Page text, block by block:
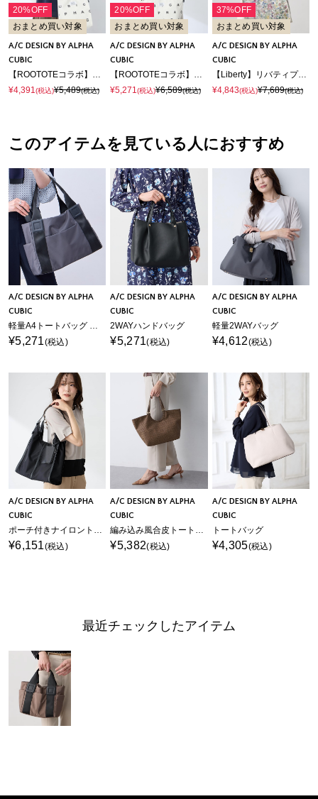
20%OFF
おまとめ買い対象
A/C DESIGN BY ALPHA
CUBIC
¥4,391(税込)¥5,489(税込)
20%OFF
おまとめ買い対象
A/C DESIGN BY ALPHA
CUBIC
¥5,271(税込)¥6,589(税込)
37%OFF
おまとめ買い対象
A/C DESIGN BY ALPHA
CUBIC
【Liberty】リバティプリントトートバッグ
¥4,843(税込)¥7,689(税込)
このアイテムを見ている人におすすめ
A/C DESIGN BY ALPHA
CUBIC
¥5,271(税込)
A/C DESIGN BY ALPHA
CUBIC
2WAYハンドバッグ
¥5,271(税込)
A/C DESIGN BY ALPHA
CUBIC
軽量2WAYバッグ
¥4,612(税込)
A/C DESIGN BY ALPHA
CUBIC
¥6,151(税込)
A/C DESIGN BY ALPHA
CUBIC
¥5,382(税込)
A/C DESIGN BY ALPHA
CUBIC
トートバッグ
¥4,305(税込)
最近チェックしたアイテム